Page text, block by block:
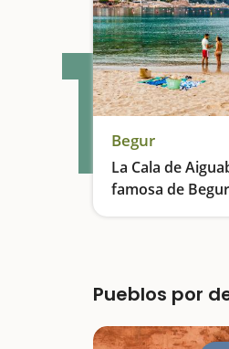
1Begur
La Cala de
famosa de Begur
Pueblos por